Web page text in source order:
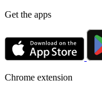
Get the apps
Chrome extension